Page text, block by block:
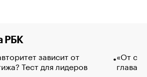
РБК
зависит от
Тест для лидеров
«От
глава